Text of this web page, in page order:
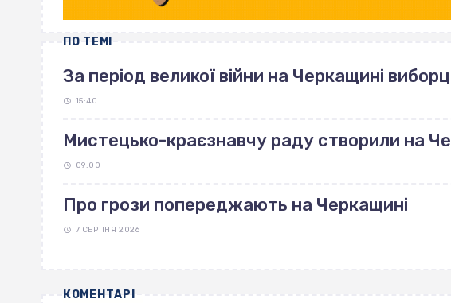
ПО ТЕМІ
За період великої війни на Черкащині
15:40
Мистецько-краєзнавчу раду створили на
09:00
Про грози попереджають на Черкащині
7 СЕРПНЯ 2026
КОМЕНТАРІ